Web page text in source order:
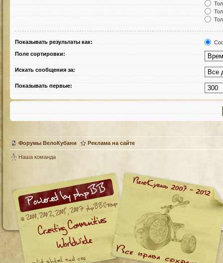
Показывать результаты как:
Поле сортировки:
Искать сообщения за:
Показывать первые:
Форумы ВелоКубани Реклама на сайте
Наша команда